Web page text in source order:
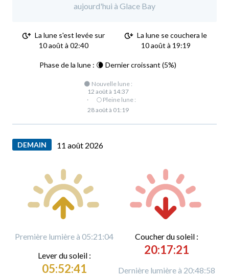
aujourd'hui à Glace Bay
La lune s'est levée sur
10 août à 02:40
La lune se couchera le
10 août à 19:19
Phase de la lune : 🌘 Dernier croissant (5%)
🌑 Nouvelle lune :
12 août à 14:37
·
🌕 Pleine lune :
28 août à 01:19
DEMAIN 11 août 2026
Première lumière à 05:21:04
Lever du soleil :
05:52:41
Coucher du soleil :
20:17:21
Dernière lumière à 20:48:58